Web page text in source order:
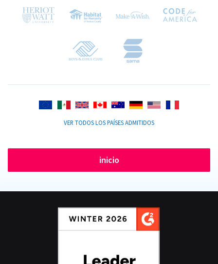
VER TODOS LOS PAÍSES ADMITIDOS
inicio